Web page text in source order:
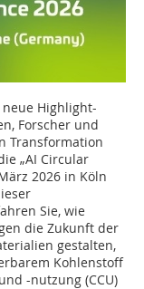
Highlight-
Forscher und
Transformation
„AI Circular
2026 in Köln
Sie, wie
die Zukunft der
gestalten,
Kohlenstoff
-nutzung (CCU)